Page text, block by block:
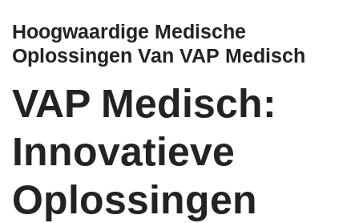
Hoogwaardige Medische
Oplossingen Van VAP Medisch
VAP Medisch:
Innovatieve
Oplossingen